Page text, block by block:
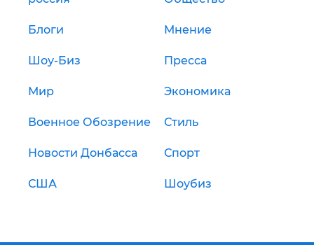
Блоги Мнение
Шоу-Биз Пресса
Мир Экономика
Военное Обозрение Стиль
Новости Донбасса Спорт
США Шоубиз